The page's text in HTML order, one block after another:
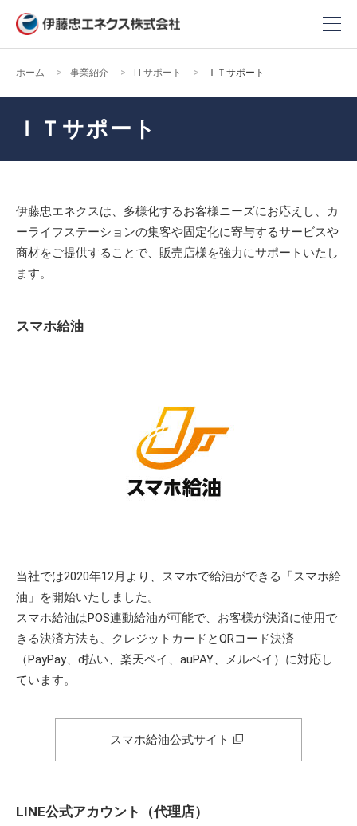
ホーム 事業紹介 ITサポート ＩＴサポート
ＩＴサポート
伊藤忠エネクスは、多様化するお客様ニーズにお応えし、カ
ーライフステーションの集客や固定化に寄与するサービスや
商材をご提供することで、販売店様を強力にサポートいたし
ます。
スマホ給油
当社では2020年12月より、スマホで給油ができる「スマホ給
油」を開始いたしました。
スマホ給油はPOS連動給油が可能で、お客様が決済に使用で
きる決済方法も、クレジットカードとQRコード決済
（PayPay、d払い、楽天ペイ、auPAY、メルペイ）に対応し
ています。
スマホ給油公式サイト
LINE公式アカウント（代理店）